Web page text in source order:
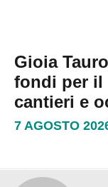
Gioia
fondi per il
cantieri e
7 AGOSTO